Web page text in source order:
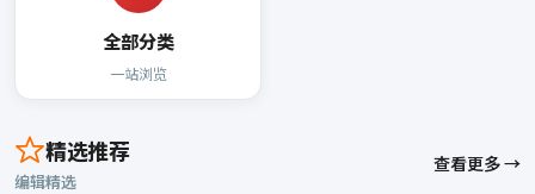
全部分类
一站浏览
精选推荐
编辑精选
查看更多 →